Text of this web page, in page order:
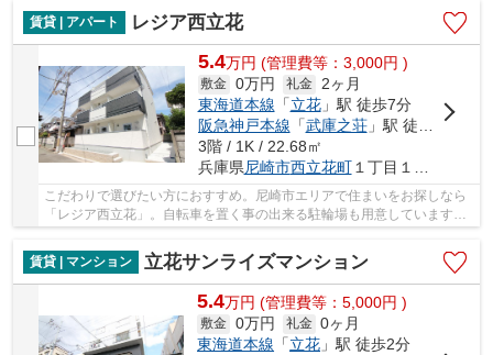
賃貸 | アパート
レジア西立花
5.4万円 (管理費等：3,000円 )
敷金 0万円 礼金 2ヶ月
東海道本線 「立花」駅 徒歩7分
阪急神戸本線 「武庫之荘」駅 徒歩28分
3階 / 1K / 22.68㎡
兵庫県尼崎市西立花町１丁目１４－２
こだわりで選びたい方におすすめ。尼崎市エリアで住まいをお探しなら
「レジア西立花」。自転車を置く事の出来る駐輪場も用意しています。
賃貸 | マンション
立花サンライズマンション
5.4万円 (管理費等：5,000円 )
敷金 0万円 礼金 0ヶ月
東海道本線 「立花 」駅 徒歩2分